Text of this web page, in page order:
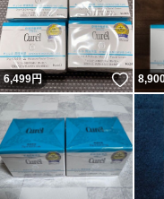
6,499円 いい